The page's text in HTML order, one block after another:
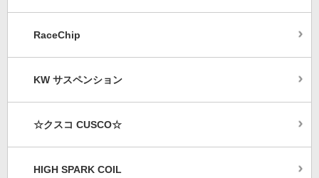
RaceChip
KW サスペンション
☆クスコ CUSCO☆
HIGH SPARK COIL